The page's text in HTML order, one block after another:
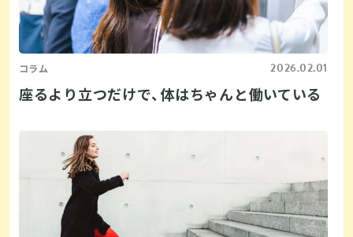
コラム 2026.02.01
座るより立つだけで、体はちゃんと働いている